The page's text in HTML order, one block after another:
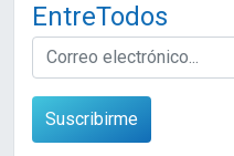
EntreTodos
EMAIL
Suscribirme